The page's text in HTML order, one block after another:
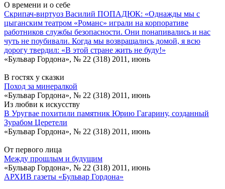
О времени и о себе
Скрипач-виртуоз Василий ПОПАДЮК: «Однажды мы с
цыганским театром «Романс» играли на корпоративе
работников службы безопасности. Они понапивались и нас
чуть не поубивали. Когда мы возвращались домой, я всю
дорогу твердил: «В этой стране жить не буду!»
«Бульвар Гордона», № 22 (318) 2011, июнь
В гостях у сказки
Поход за минералкой
«Бульвар Гордона», № 22 (318) 2011, июнь
Из любви к искусству
В Уругвае похитили памятник Юрию Гагарину, созданный
Зурабом Церетели
«Бульвар Гордона», № 22 (318) 2011, июнь
От первого лица
Между прошлым и будущим
«Бульвар Гордона», № 22 (318) 2011, июнь
АРХИВ газеты «Бульвар Гордона»